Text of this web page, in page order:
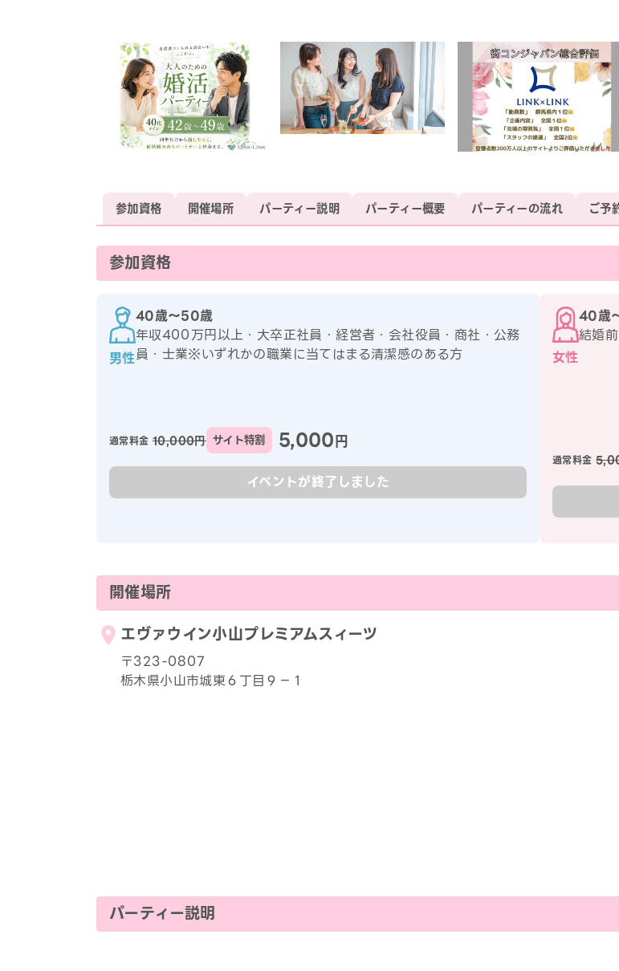
参加資格 開催場所 パーティー説明 パーティー概要 パーティーの流れ ご予
参加資格
男性
40歳〜50歳
年収400万円以上・大卒正社員・経営者・会社役員・商社・公務
員・士業※いずれかの職業に当てはまる清潔感のある方
通常料金 10,000円 サイト特割 5,000円
イベントが終了しました
女性
40歳
結婚
通常料金
開催場所
エヴァウイン小山プレミアムスィーツ
〒323-0807
栃木県小山市城東６丁目９−１
パーティー説明